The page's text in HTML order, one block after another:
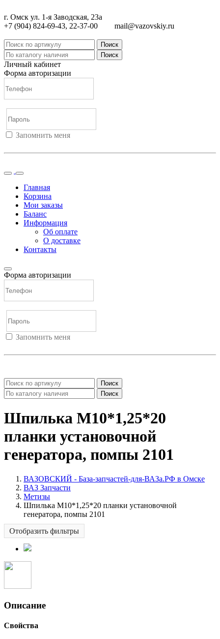
г. Омск ул. 1-я Заводская, 23а
+7 (904) 824-69-43, 22-37-00
mail@vazovskiy.ru
Поиск
Поиск
Личный кабинет
Форма авторизации
Запомнить меня
Главная
Корзина
Мои заказы
Баланс
Информация
Об оплате
О доставке
Контакты
Форма авторизации
Запомнить меня
Поиск
Поиск
Шпилька М10*1,25*20
планки установочной
генератора, помпы 2101
ВАЗОВСКИЙ - База-запчастей-для-ВАЗа.РФ в Омске
ВАЗ Запчасти
Метизы
Шпилька М10*1,25*20 планки установочной
генератора, помпы 2101
Отобразить фильтры
Описание
Свойства